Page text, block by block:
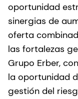
oportunidad
sinergias de
oferta
las fortalezas
Grupo Erber,
la oportunidad
gestión del